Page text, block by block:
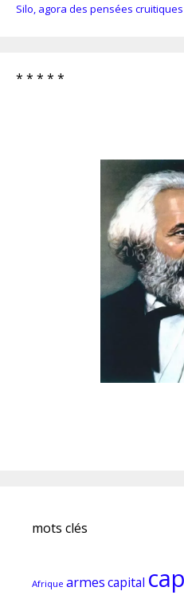
Silo, agora des pensées cruitiques
* * * * *
mots clés
Afrique armescapital